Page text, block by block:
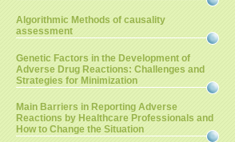
Algorithmic Methods of causality
assessment
Genetic Factors in the Development of
Adverse Drug Reactions: Challenges and
Strategies for Minimization
Main Barriers in Reporting Adverse
Reactions by Healthcare Professionals and
How to Change the Situation